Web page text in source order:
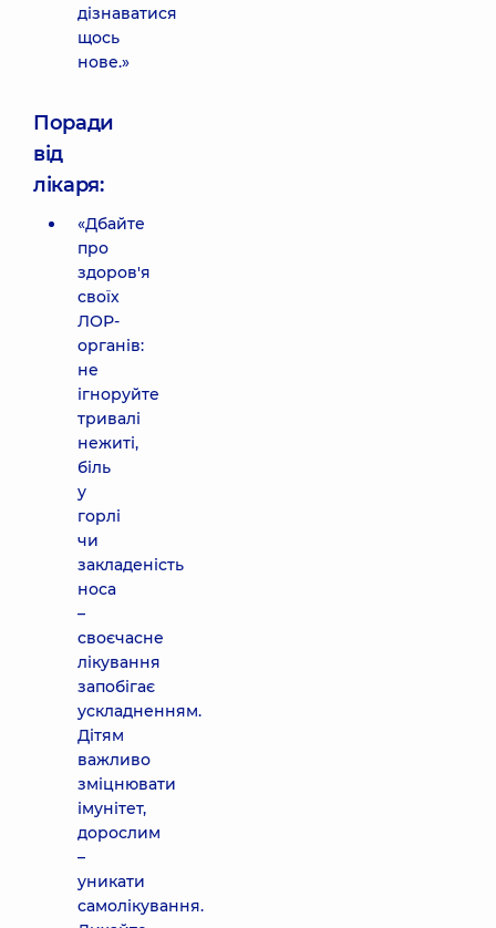
дізнаватися
щось
нове.»
Поради
від
лікаря:
«Дбайте
про
здоров'я
своїх
ЛОР-
органів:
не
ігноруйте
тривалі
нежиті,
біль
у
горлі
чи
закладеність
носа
–
своєчасне
лікування
запобігає
ускладненням.
Дітям
важливо
зміцнювати
імунітет,
дорослим
–
уникати
самолікування.